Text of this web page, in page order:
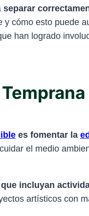
separar
y cómo esto puede
han logrado
es fomentar la
el medio
incluyan
artísticos con